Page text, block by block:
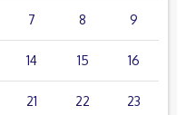
7 8 9
14 15 16
21 22 23